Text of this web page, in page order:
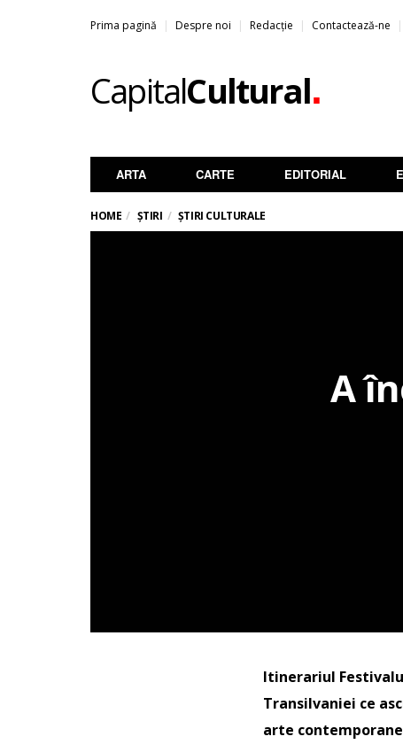
Prima pagină Despre noi Redacție Contactează-ne
CapitalCultural.
ARTA CARTE EDITORIAL
HOME ȘTIRI ȘTIRI CULTURALE
A
Itinerariul
Transilvaniei ce
arte